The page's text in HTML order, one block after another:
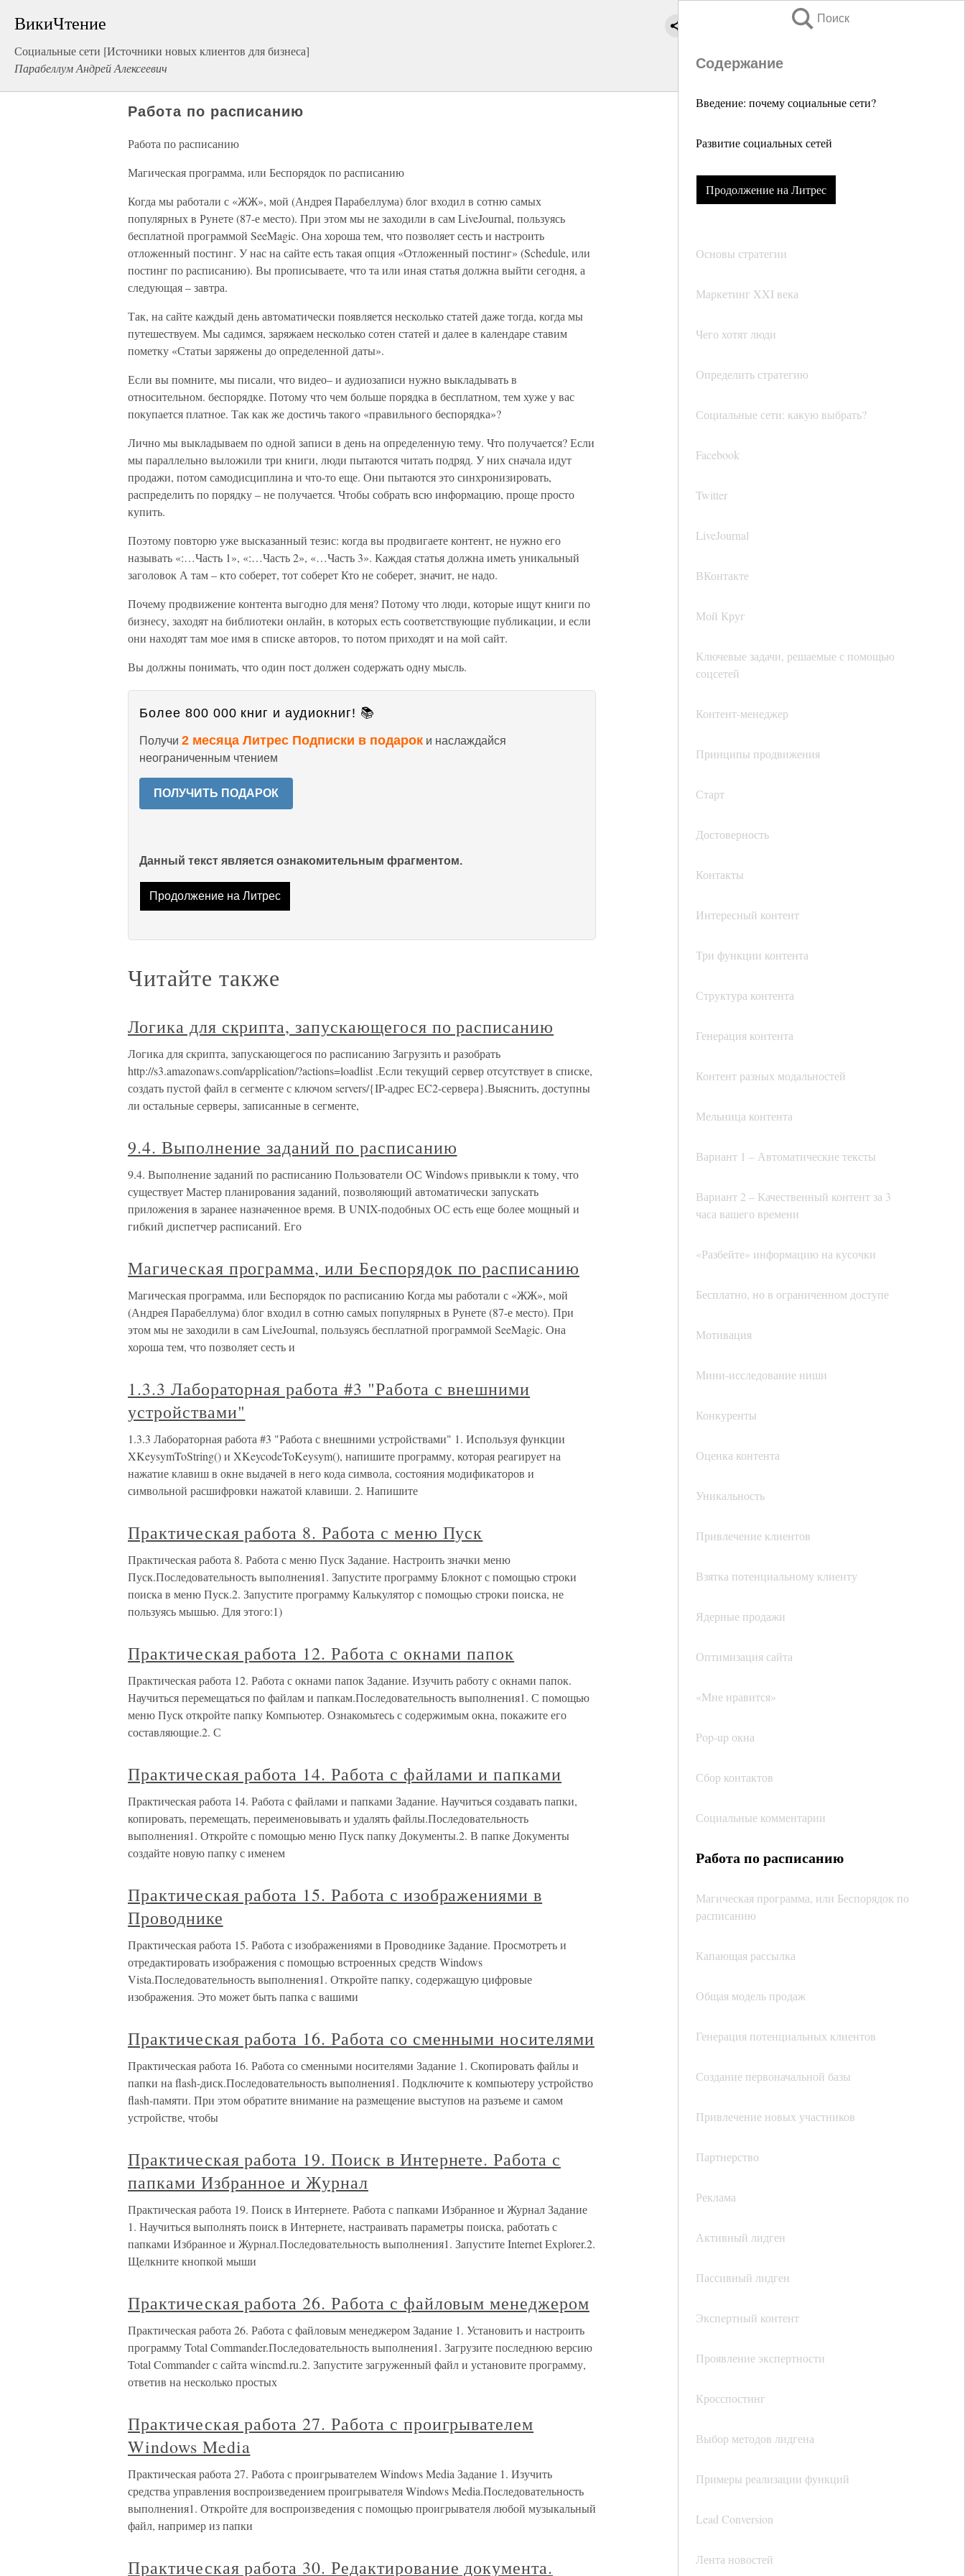
ВикиЧтение
Социальные сети [Источники новых клиентов для бизнеса]
Парабеллум Андрей Алексеевич
Поиск
Содержание
Введение: почему социальные сети?
Развитие социальных сетей
Продолжение на Литрес
Основы стратегии
Маркетинг XXI века
Чего хотят люди
Определить стратегию
Социальные сети: какую выбрать?
Facebook
Twitter
LiveJournal
ВКонтакте
Мой Круг
Ключевые задачи, решаемые с помощью
соцсетей
Контент-менеджер
Принципы продвижения
Старт
Достоверность
Контакты
Интересный контент
Три функции контента
Структура контента
Генерация контента
Контент разных модальностей
Мельница контента
Вариант 1 – Автоматические тексты
Вариант 2 – Качественный контент за 3
часа вашего времени
«Разбейте» информацию на кусочки
Бесплатно, но в ограниченном доступе
Мотивация
Мини-исследование ниши
Конкуренты
Оценка контента
Уникальность
Привлечение клиентов
Взятка потенциальному клиенту
Ядерные продажи
Оптимизация сайта
«Мне нравится»
Pop-up окна
Сбор контактов
Социальные комментарии
Работа по расписанию
Магическая программа, или Беспорядок по
расписанию
Капающая рассылка
Общая модель продаж
Генерация потенциальных клиентов
Создание первоначальной базы
Привлечение новых участников
Партнерство
Реклама
Активный лидген
Пассивный лидген
Экспертный контент
Проявление экспертности
Кросспостинг
Выбор методов лидгена
Примеры реализации функций
Lead Conversion
Лента новостей
Работа по расписанию
Работа по расписанию
Магическая программа, или Беспорядок по расписанию
Когда мы работали с «ЖЖ», мой (Андрея Парабеллума) блог входил в сотню самых
популярных в Рунете (87-е место). При этом мы не заходили в сам LiveJournal, пользуясь
бесплатной программой SeeMagic. Она хороша тем, что позволяет сесть и настроить
отложенный постинг. У нас на сайте есть такая опция «Отложенный постинг» (Schedule, или
постинг по расписанию). Вы прописываете, что та или иная статья должна выйти сегодня, а
следующая – завтра.
Так, на сайте каждый день автоматически появляется несколько статей даже тогда, когда мы
путешествуем. Мы садимся, заряжаем несколько сотен статей и далее в календаре ставим
пометку «Статьи заряжены до определенной даты».
Если вы помните, мы писали, что видео– и аудиозаписи нужно выкладывать в
относительном. беспорядке. Потому что чем больше порядка в бесплатном, тем хуже у вас
покупается платное. Так как же достичь такого «правильного беспорядка»?
Лично мы выкладываем по одной записи в день на определенную тему. Что получается? Если
мы параллельно выложили три книги, люди пытаются читать подряд. У них сначала идут
продажи, потом самодисциплина и что-то еще. Они пытаются это синхронизировать,
распределить по порядку – не получается. Чтобы собрать всю информацию, проще просто
купить.
Поэтому повторю уже высказанный тезис: когда вы продвигаете контент, не нужно его
называть «:…Часть 1», «:…Часть 2», «…Часть 3». Каждая статья должна иметь уникальный
заголовок А там – кто соберет, тот соберет Кто не соберет, значит, не надо.
Почему продвижение контента выгодно для меня? Потому что люди, которые ищут книги по
бизнесу, заходят на библиотеки онлайн, в которых есть соответствующие публикации, и если
они находят там мое имя в списке авторов, то потом приходят и на мой сайт.
Вы должны понимать, что один пост должен содержать одну мысль.
Более 800 000 книг и аудиокниг! 📚
Получи 2 месяца Литрес Подписки в подарок и наслаждайся
неограниченным чтением
ПОЛУЧИТЬ ПОДАРОК
Данный текст является ознакомительным фрагментом.
Продолжение на Литрес
Читайте также
Логика для скрипта, запускающегося по расписанию
Логика для скрипта, запускающегося по расписанию Загрузить и разобрать
http://s3.amazonaws.com/application/?actions=loadlist .Если текущий сервер отсутствует в списке,
создать пустой файл в сегменте с ключом servers/{IP-адрес EC2-сервера}.Выяснить, доступны
ли остальные серверы, записанные в сегменте,
9.4. Выполнение заданий по расписанию
9.4. Выполнение заданий по расписанию Пользователи ОС Windows привыкли к тому, что
существует Мастер планирования заданий, позволяющий автоматически запускать
приложения в заранее назначенное время. В UNIX-подобных ОС есть еще более мощный и
гибкий диспетчер расписаний. Его
Магическая программа, или Беспорядок по расписанию
Магическая программа, или Беспорядок по расписанию Когда мы работали с «ЖЖ», мой
(Андрея Парабеллума) блог входил в сотню самых популярных в Рунете (87-е место). При
этом мы не заходили в сам LiveJournal, пользуясь бесплатной программой SeeMagic. Она
хороша тем, что позволяет сесть и
1.3.3 Лабораторная работа #3 "Работа с внешними
устройствами"
1.3.3 Лабораторная работа #3 "Работа с внешними устройствами" 1. Используя функции
XKeysymToString() и XKeycodeToKeysym(), напишите программу, которая реагирует на
нажатие клавиш в окне выдачей в него кода символа, состояния модификаторов и
символьной расшифровки нажатой клавиши. 2. Напишите
Практическая работа 8. Работа с меню Пуск
Практическая работа 8. Работа с меню Пуск Задание. Настроить значки меню
Пуск.Последовательность выполнения1. Запустите программу Блокнот с помощью строки
поиска в меню Пуск.2. Запустите программу Калькулятор с помощью строки поиска, не
пользуясь мышью. Для этого:1)
Практическая работа 12. Работа с окнами папок
Практическая работа 12. Работа с окнами папок Задание. Изучить работу с окнами папок.
Научиться перемещаться по файлам и папкам.Последовательность выполнения1. С помощью
меню Пуск откройте папку Компьютер. Ознакомьтесь с содержимым окна, покажите его
составляющие.2. С
Практическая работа 14. Работа с файлами и папками
Практическая работа 14. Работа с файлами и папками Задание. Научиться создавать папки,
копировать, перемещать, переименовывать и удалять файлы.Последовательность
выполнения1. Откройте с помощью меню Пуск папку Документы.2. В папке Документы
создайте новую папку с именем
Практическая работа 15. Работа с изображениями в
Проводнике
Практическая работа 15. Работа с изображениями в Проводнике Задание. Просмотреть и
отредактировать изображения с помощью встроенных средств Windows
Vista.Последовательность выполнения1. Откройте папку, содержащую цифровые
изображения. Это может быть папка с вашими
Практическая работа 16. Работа со сменными носителями
Практическая работа 16. Работа со сменными носителями Задание 1. Скопировать файлы и
папки на flash-диск.Последовательность выполнения1. Подключите к компьютеру устройство
flash-памяти. При этом обратите внимание на размещение выступов на разъеме и самом
устройстве, чтобы
Практическая работа 19. Поиск в Интернете. Работа с
папками Избранное и Журнал
Практическая работа 19. Поиск в Интернете. Работа с папками Избранное и Журнал Задание
1. Научиться выполнять поиск в Интернете, настраивать параметры поиска, работать с
папками Избранное и Журнал.Последовательность выполнения1. Запустите Internet Explorer.2.
Щелкните кнопкой мыши
Практическая работа 26. Работа с файловым менеджером
Практическая работа 26. Работа с файловым менеджером Задание 1. Установить и настроить
программу Total Commander.Последовательность выполнения1. Загрузите последнюю версию
Total Commander с сайта wincmd.ru.2. Запустите загруженный файл и установите программу,
ответив на несколько простых
Практическая работа 27. Работа с проигрывателем
Windows Media
Практическая работа 27. Работа с проигрывателем Windows Media Задание 1. Изучить
средства управления воспроизведением проигрывателя Windows Media.Последовательность
выполнения1. Откройте для воспроизведения с помощью проигрывателя любой музыкальный
файл, например из папки
Практическая работа 30. Редактирование документа.